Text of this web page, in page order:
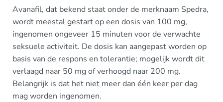
Avanafil, dat bekend staat onder de merknaam Spedra,
wordt meestal gestart op een dosis van 100 mg,
ingenomen ongeveer 15 minuten voor de verwachte
seksuele activiteit. De dosis kan aangepast worden op
basis van de respons en tolerantie; mogelijk wordt dit
verlaagd naar 50 mg of verhoogd naar 200 mg.
Belangrijk is dat het niet meer dan één keer per dag
mag worden ingenomen.